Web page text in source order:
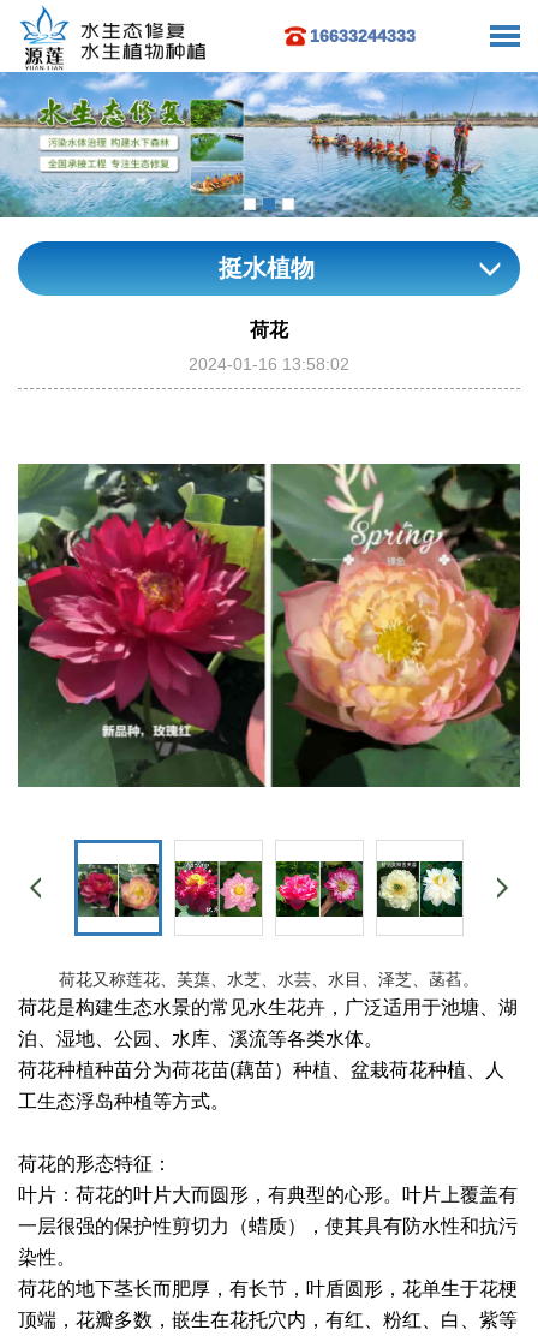
16633244333
挺水植物
荷花
2024-01-16 13:58:02
荷花又称莲花、芙蕖、水芝、水芸、水目、泽芝、菡萏。
荷花是构建生态水景的常见水生花卉，广泛适用于池塘、湖
泊、湿地、公园、水库、溪流等各类水体。
荷花种植种苗分为荷花苗(藕苗）种植、盆栽荷花种植、人
工生态浮岛种植等方式。
荷花的形态特征：
叶片：荷花的叶片大而圆形，有典型的心形。叶片上覆盖有
一层很强的保护性剪切力（蜡质），使其具有防水性和抗污
染性。
荷花的地下茎长而肥厚，有长节，叶盾圆形，花单生于花梗
顶端，花瓣多数，嵌生在花托穴内，有红、粉红、白、紫等